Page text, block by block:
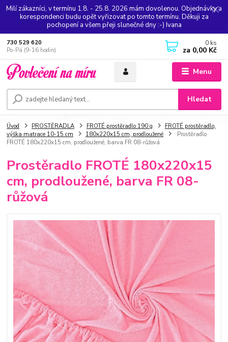
Milí zákazníci, v termínu 1.8. - 25.8. 2026 mám dovolenou. Objednávky a
korespondenci budu opět vyřizovat po tomto termínu. Děkuji za
pochopení a všem přeji slunečné dny :-) Ivana
Menu
Hledat
730 529 620
Po-Pá (9-16 hodin)
0 ks
za 0,00 Kč
Úvod PROSTĚRADLA FROTÉ prostěradlo 190 g
FROTÉ prostěradlo,
výška matrace 10-15 cm
180x220x15 cm, prodloužené
Prostěradlo
FROTÉ 180x220x15 cm, prodloužené, barva FR 08-růžová
Prostěradlo FROTÉ 180x220x15
cm, prodloužené, barva FR 08-
růžová